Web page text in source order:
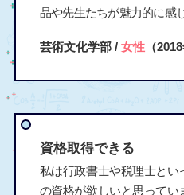
品や先生たちが魅力的に感
芸術文化学部 / 女性（2018
資格取得できる
私は行政書士や税理士とい
の資格が欲しいと思ってい